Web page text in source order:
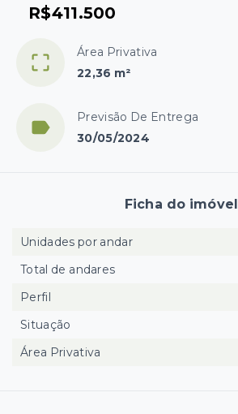
R$411.500
Área Privativa
22,36 m²
Previsão De Entrega
30/05/2024
Ficha do imóvel
Unidades por andar
Total de andares
Perfil
Situação
Área Privativa